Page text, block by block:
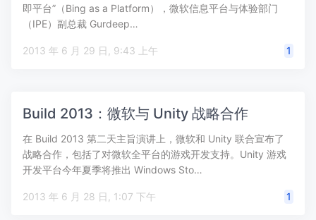
即平台”（Bing as a Platform），微软信息平台与体验部门
（IPE）副总裁 Gurdeep…
2013 年 6 月 29 日, 9:43 上午 1
Build 2013：微软与 Unity 战略合作
在 Build 2013 第二天主旨演讲上，微软和 Unity 联合宣布了
战略合作，包括了对微软全平台的游戏开发支持。Unity 游戏
开发平台今年夏季将推出 Windows Sto…
2013 年 6 月 28 日, 1:07 下午 1